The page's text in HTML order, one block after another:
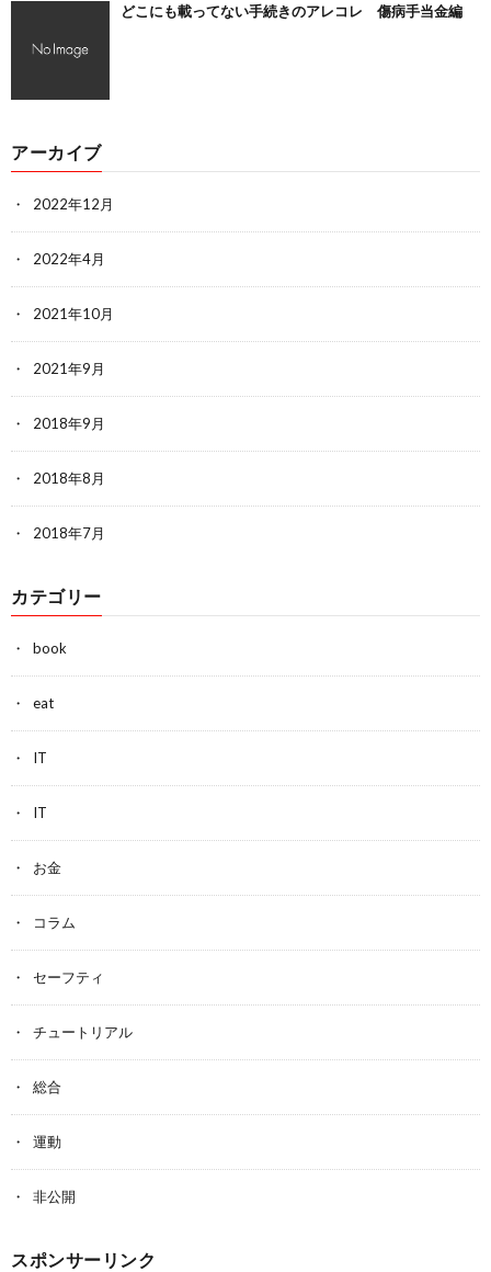
どこにも載ってない手続きのアレコレ 傷病手当金編
アーカイブ
2022年12月
2022年4月
2021年10月
2021年9月
2018年9月
2018年8月
2018年7月
カテゴリー
book
eat
IT
IT
お金
コラム
セーフティ
チュートリアル
総合
運動
非公開
スポンサーリンク